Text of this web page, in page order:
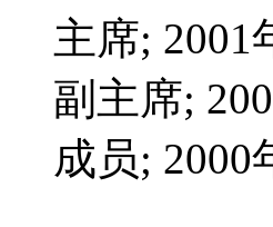
主席; 2001
副主席;
成员;